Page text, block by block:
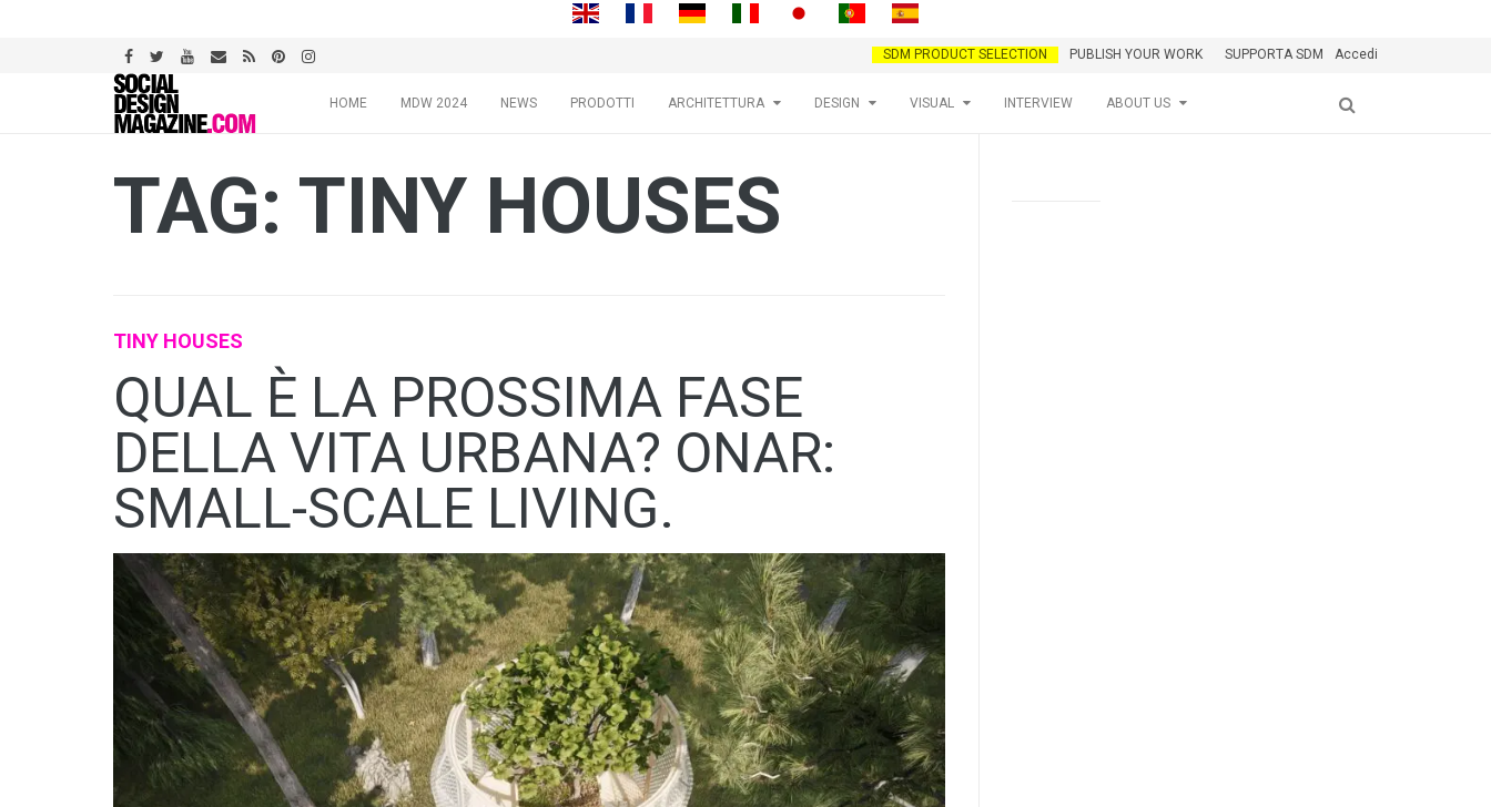
SDM PRODUCT SELECTION PUBLISH YOUR WORK SUPPORTA SDM Accedi
to
HOME MDW 2024 NEWS PRODOTTI ARCHITETTURA DESIGN VISUAL INTERVIEW ABOUT US
TAG: TINY HOUSES
TINY HOUSES
QUAL È LA PROSSIMA FASE
DELLA VITA URBANA? ONAR:
SMALL-SCALE LIVING.